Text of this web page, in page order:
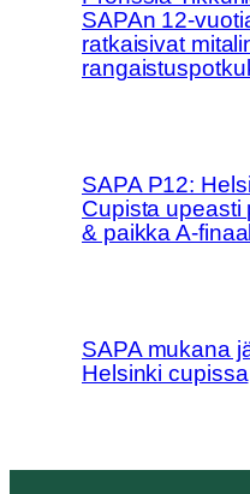
SAPAn 12-
ratkaisivat
SAPA P12:
Cupista upeasti
& paikka A-
SAPA mukana
Helsinki cupissa